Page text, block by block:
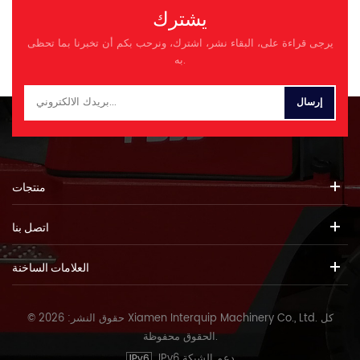
يشترك
يرجى قراءة على، البقاء نشر، اشترك، ونرحب بكم أن تخبرنا بما تحظى
به.
منتجات
اتصل بنا
العلامات الساخنة
© حقوق النشر: 2026 Xiamen Interquip Machinery Co., Ltd. كل
الحقوق محفوظة.